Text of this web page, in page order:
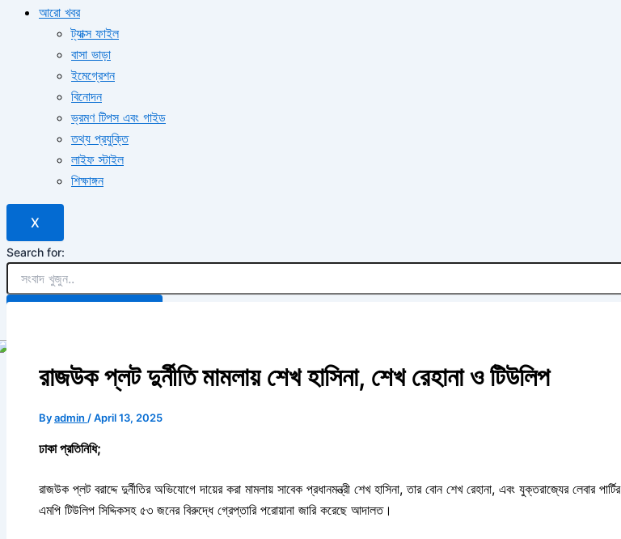
আরো খবর
ট্যাক্স ফাইল
বাসা ভাড়া
ইমেগ্রেশন
বিনোদন
ভ্রমণ টিপস এবং গাইড
তথ্য প্রযুক্তি
লাইফ স্টাইল
শিক্ষাঙ্গন
X
Search for:
রাজউক প্লট দুর্নীতি মামলায় শেখ হাসিনা, শেখ রেহানা ও টিউলিপ
Byadmin /April 13, 2025
ঢাকা প্রতিনিধি;
রাজউক প্লট বরাদ্দে দুর্নীতির অভিযোগে দায়ের করা মামলায় সাবেক প্রধানমন্ত্রী শেখ হাসিনা, তার বোন শেখ রেহানা, এবং যুক্তরাজ্যের লেবার পার্টির
এমপি টিউলিপ সিদ্দিকসহ ৫৩ জনের বিরুদ্ধে গ্রেপ্তারি পরোয়ানা জারি করেছে আদালত।